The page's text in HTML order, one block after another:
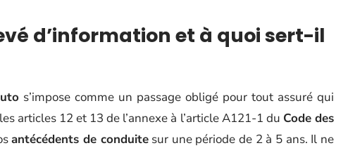
d’information et à quoi sert-il
s’impose comme un passage obligé pour tout assuré qui
articles 12 et 13 de l’annexe à l’article A121-1 du Code des
antécédents de conduitesur une période de 2 à 5 ans. Il ne